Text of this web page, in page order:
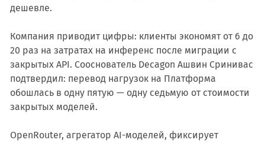
дешевле.
Компания приводит цифры: клиенты экономят от 6 до
20 раз на затратах на инференс после миграции с
закрытых API. Сооснователь Decagon Ашвин Сринивас
подтвердил: перевод нагрузок на Платформа
обошлась в одну пятую — одну седьмую от стоимости
закрытых моделей.
OpenRouter, агрегатор AI-моделей, фиксирует